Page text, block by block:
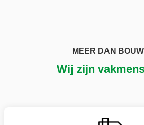
MEER DAN
Wij zijn